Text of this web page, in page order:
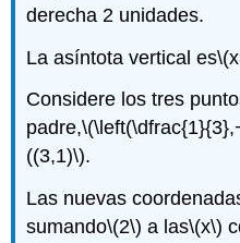
derecha 2 unidades.
La asíntota vertical es
Considere los tres
padre,
((3,1)\).
Las nuevas
sumando\(2\) a las\(x\)